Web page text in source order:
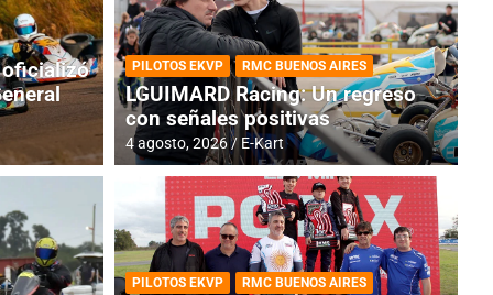
RMC BUENOS AIRES
Cerró una jornada
oficializó
PILOTOS EKVP RMC BUENOS AIRES
LGUIMARD Racing: Un regreso
con señales positivas
4 agosto, 2026 E-Kart
PILOTOS EKVP RMC BUENOS AIRES